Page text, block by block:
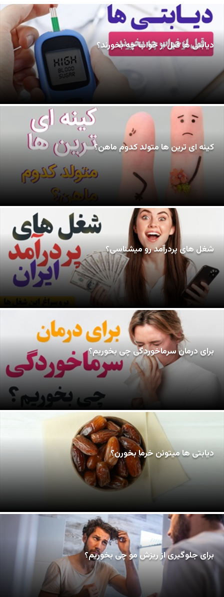
دیابتی ها قبل از خواب چه بخورند؟
کینه ای ترین ها متولد کدوم ماهن؟
شغل های پردرآمد رو میشناسی؟
برای درمان سرماخوردگی چی بخوریم؟
دیابتی ها میتونن خرما بخورن؟
برای جلوگیری از ریزش مو چی بخوریم؟